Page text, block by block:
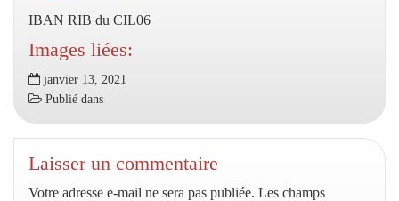
IBAN RIB du CIL06
Images liées:
janvier 13, 2021
Publié dans
Laisser un commentaire
Votre adresse e-mail ne sera pas publiée. Les champs